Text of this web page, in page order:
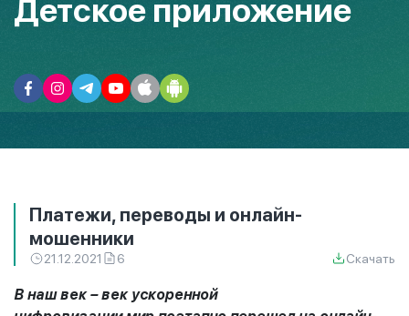
Детское приложение
Платежи, переводы и онлайн-
мошенники
21.12.2021 6 Скачать
В наш век– век ускоренной